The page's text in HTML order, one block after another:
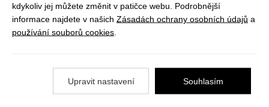
Materiál:
- Hrubost 70D
kdykoliv jej můžete změnit v patičce webu. Podrobnější
informace najdete v našich Zásadách ochrany osobních údajů a
používání souborů cookies
Upravit nastavení Souhlasím